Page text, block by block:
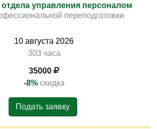
отдела управления персоналом
переподготовки
10 августа 2026
303 часа
35000
-8% скидка
Подать заявку